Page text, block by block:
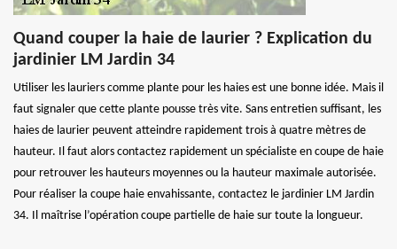
Quand couper la haie de laurier ? Explication du
jardinier LM Jardin 34
Utiliser les lauriers comme plante pour les haies est une bonne idée. Mais il
faut signaler que cette plante pousse très vite. Sans entretien suffisant, les
haies de laurier peuvent atteindre rapidement trois à quatre mètres de
hauteur. Il faut alors contactez rapidement un spécialiste en coupe de haie
pour retrouver les hauteurs moyennes ou la hauteur maximale autorisée.
Pour réaliser la coupe haie envahissante, contactez le jardinier LM Jardin
34. Il maîtrise l’opération coupe partielle de haie sur toute la longueur.